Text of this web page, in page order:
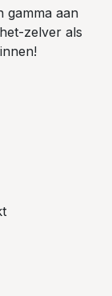
gamma aan
zelver als